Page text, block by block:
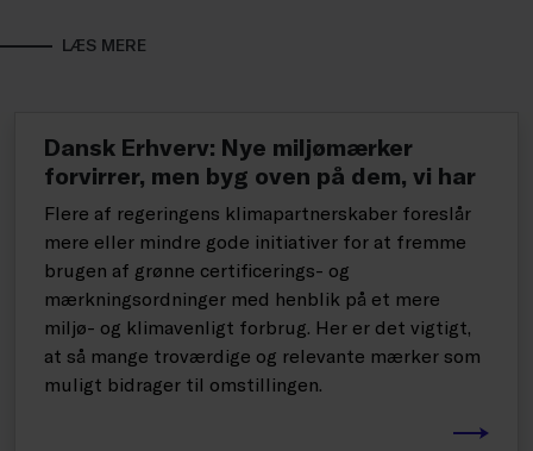
LÆS MERE
Dansk Erhverv: Nye miljømærker
forvirrer, men byg oven på dem, vi har
Flere af regeringens klimapartnerskaber foreslår
mere eller mindre gode initiativer for at fremme
brugen af grønne certificerings- og
mærkningsordninger med henblik på et mere
miljø- og klimavenligt forbrug. Her er det vigtigt,
at så mange troværdige og relevante mærker som
muligt bidrager til omstillingen.